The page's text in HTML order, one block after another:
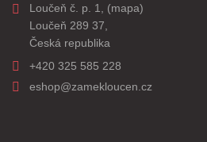
Loučeň č. p. 1, (mapa)
Loučeň 289 37,
Česká republika
+420 325 585 228
eshop@zamekloucen.cz